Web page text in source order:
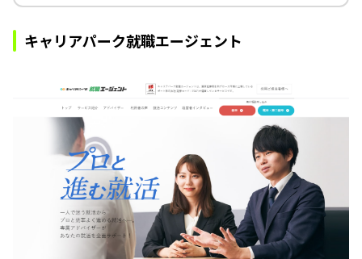
キャリアパーク就職エージェント